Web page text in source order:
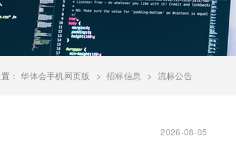
： 华体会手机网页版 招标信息 流标公告
2026-08-05